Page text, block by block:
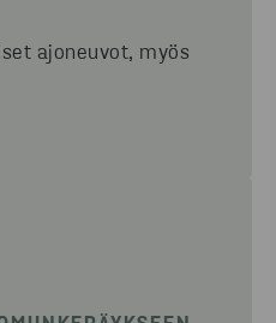
ajoneuvot, myös